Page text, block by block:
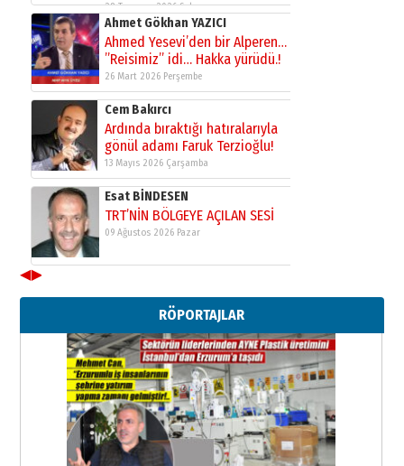
28 Temmuz 2026 Salı
Ahmet Gökhan YAZICI
Ahmed Yesevi’den bir Alperen…
”Reisimiz” idi… Hakka yürüdü.!
26 Mart 2026 Perşembe
Cem Bakırcı
Ardında bıraktığı hatıralarıyla
gönül adamı Faruk Terzioğlu!
13 Mayıs 2026 Çarşamba
Esat BİNDESEN
TRT’NİN BÖLGEYE AÇILAN SESİ
09 Ağustos 2026 Pazar
Erzurumspor’un köşe taşları
29 Haziran 2026 Pazartesi
Kenan GÜLERCİ
Murat Şahsuvaroğlu ERKON’da
çıtayı yukarı taşırken,
yönetimdekiler aşağı
çekmemeli!
17 Şubat 2026 Salı Orhan BOZKURT
◀▶
RÖPORTAJLAR